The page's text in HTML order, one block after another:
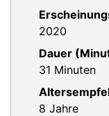
2020
Dauer
31 Minuten
8 Jahre